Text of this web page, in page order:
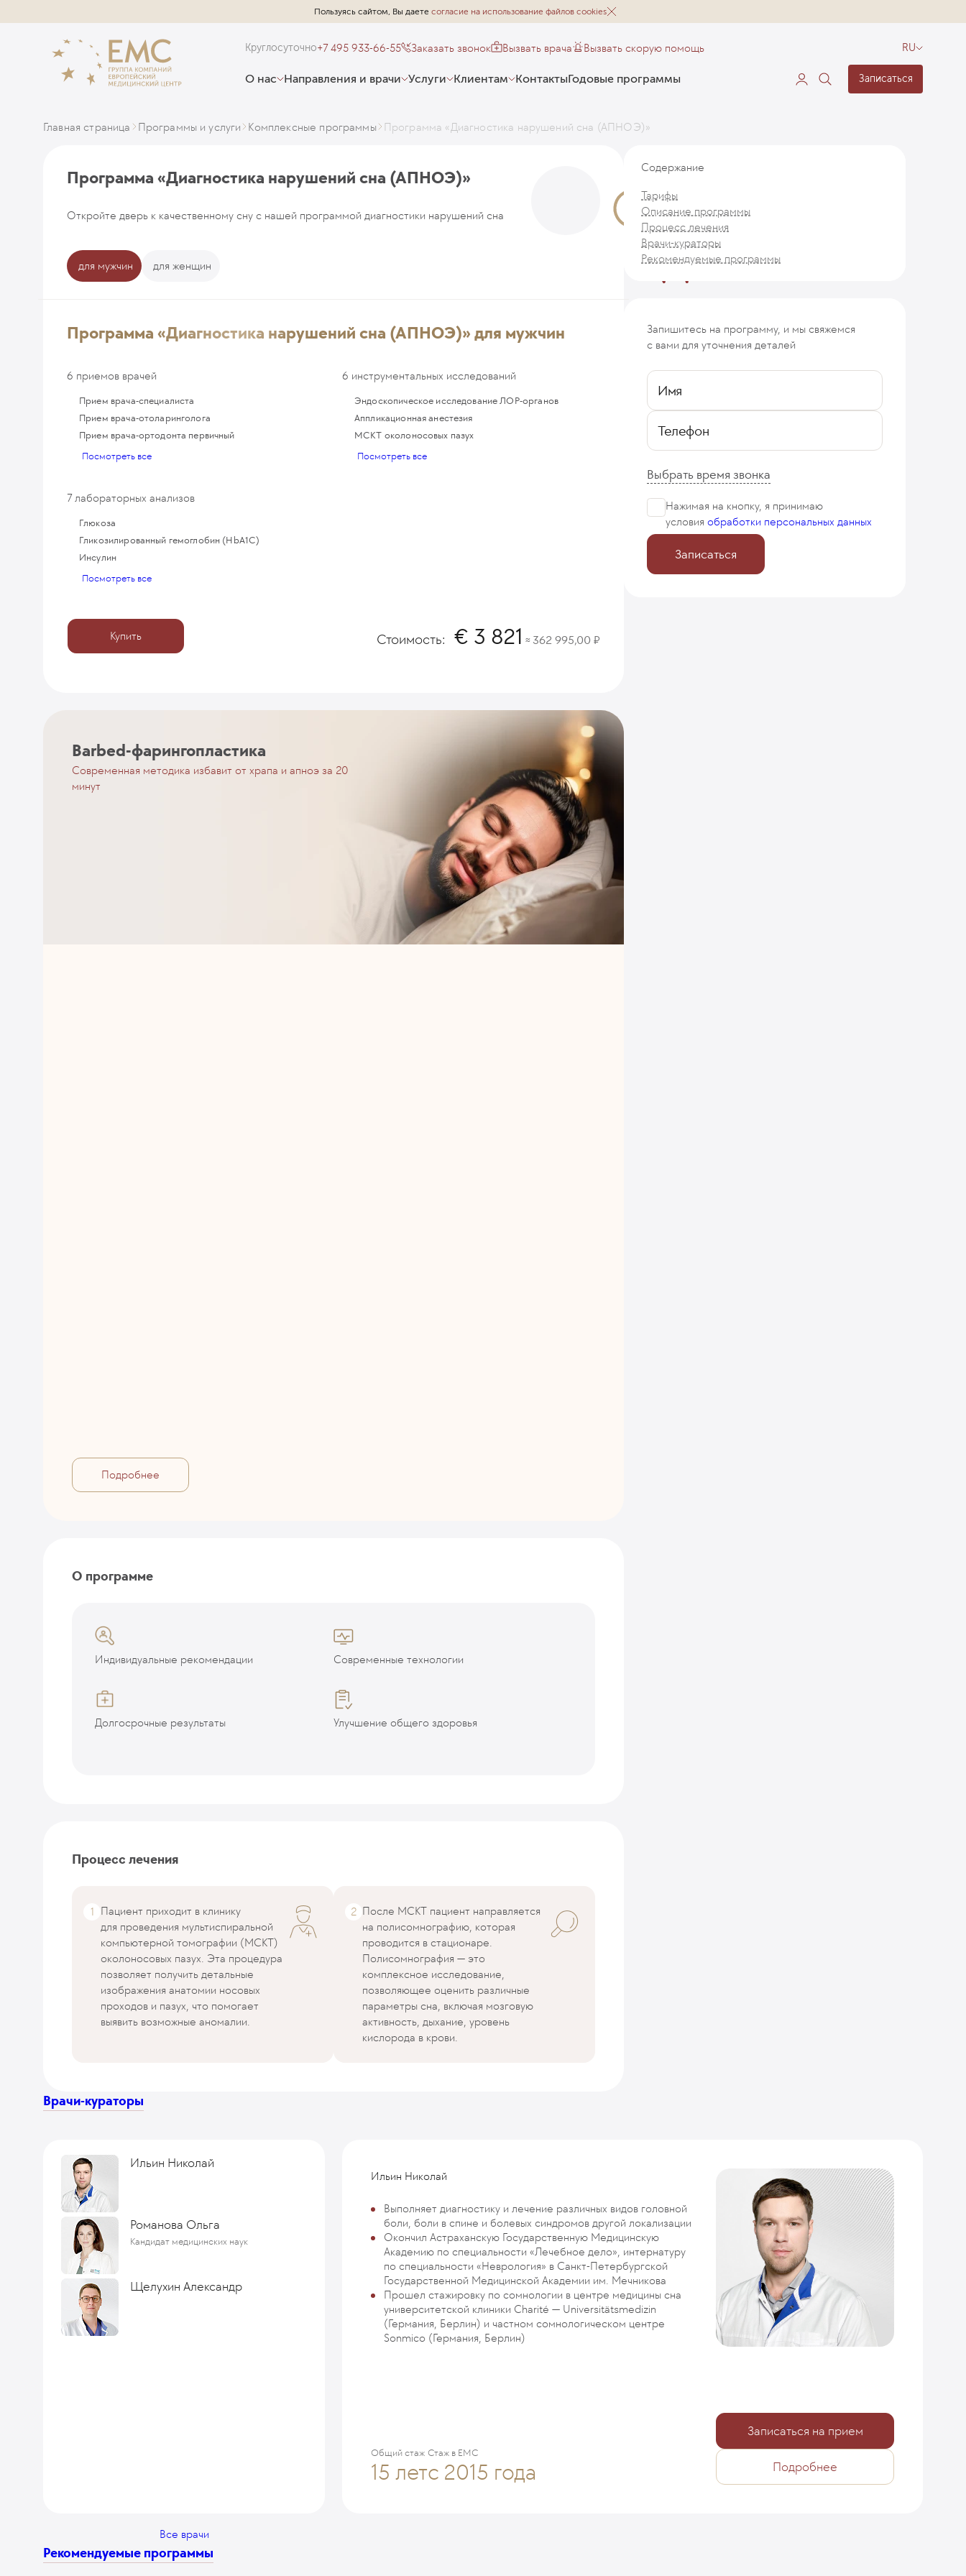
Пользуясь сайтом, Вы даете согласие на использование файлов cookies
Круглосуточно+7 495 933-66-55 Заказать звонок Вызвать врача Вызвать скорую помощь RU
О нас Направления и врачи Услуги Клиентам КонтактыГодовые программы Записаться
Главная страница Программы и услуги Комплексные программы Программа «Диагностика нарушений сна (АПНОЭ)»
Программа «Диагностика нарушений сна (АПНОЭ)»
Откройте дверь к качественному сну с нашей программой диагностики нарушений сна
для мужчин для женщин
Программа «Диагностика нарушений сна (АПНОЭ)» для мужчин
6 приемов врачей
Прием врача-специалиста
Прием врача-отоларинголога
Прием врача-ортодонта первичный
Посмотреть все
6 инструментальных исследований
Эндоскопическое исследование ЛОР-органов
Аппликационная анестезия
МСКТ околоносовых пазух
Посмотреть все
7 лабораторных анализов
Глюкоза
Гликозилированный гемоглобин (HbA1С)
Инсулин
Посмотреть все
Купить Стоимость: 3 821 ≈ 362 995,00
Barbed-фарингопластика
Современная методика избавит от храпа и апноэ за 20
минут
Подробнее
О программе
Индивидуальные рекомендации Современные технологии
Долгосрочные результаты Улучшение общего здоровья
Процесс лечения
Пациент приходит в клинику
для проведения мультиспиральной
компьютерной томографии (МСKТ)
околоносовых пазух. Эта процедура
позволяет получить детальные
изображения анатомии носовых
проходов и пазух, что помогает
выявить возможные аномалии.
После МСКТ пациент направляется
на полисомнографию, которая
проводится в стационаре.
Полисомнография — это
комплексное исследование,
позволяющее оценить различные
параметры сна, включая мозговую
активность, дыхание, уровень
кислорода в крови.
Содержание
Тарифы
Описание программы
Процесс лечения
Врачи-кураторы
Рекомендуемые программы
Запишитесь на программу, и мы свяжемся
с вами для уточнения деталей
Имя
Телефон
Выбрать время звонка
Нажимая на кнопку, я принимаю
условия обработки персональных данных
Записаться
Врачи-кураторы
Ильин Николай
Романова Ольга
Кандидат медицинских наук
Щелухин Александр
Все врачи
Ильин Николай
Выполняет диагностику и лечение различных видов головной
боли, боли в спине и болевых синдромов другой локализации
Окончил Астраханскую Государственную Медицинскую
Академию по специальности «Лечебное дело», интернатуру
по специальности «Неврология» в Санкт-Петербургской
Государственной Медицинской Академии им. Мечникова
Прошел стажировку по сомнологии в центре медицины сна
университетской клиники Charité — Universitätsmedizin
(Германия, Берлин) и частном сомнологическом центре
Sonmico (Германия, Берлин)
Общий стаж
15 лет
Стаж в ЕМС
с 2015 года
Записаться на прием
Подробнее
Рекомендуемые программы